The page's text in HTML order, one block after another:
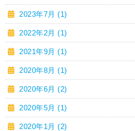
2023年7月 (1)
2022年2月 (1)
2021年9月 (1)
2020年8月 (1)
2020年6月 (2)
2020年5月 (1)
2020年1月 (2)